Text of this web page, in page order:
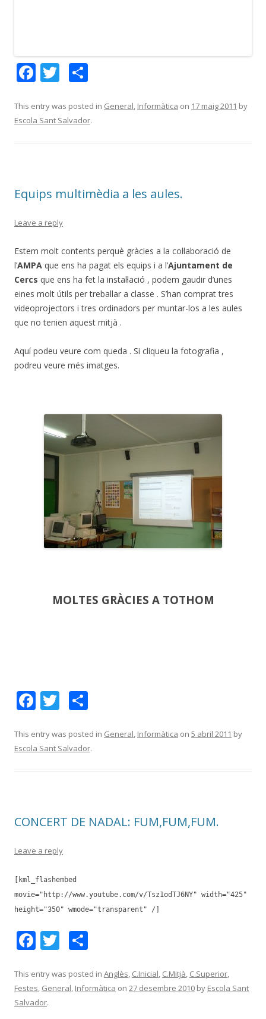
F
e
b
k
T
itt
er
m
p
ix
This entry was posted in General, Informàtica on 17 maig 2011 by
Escola Sant Salvador.
Equips multimèdia a les aules.
Leave a reply
Estem molt contents perquè gràcies a la col·laboració de
l’AMPA que ens ha pagat els equips i a l’Ajuntament de
Cercs que ens ha fet la instal·lació , podem gaudir d’unes
eines molt útils per treballar a classe . S’han comprat tres
videoprojectors i tres ordinadors per muntar-los a les aules
que no tenien aquest mitjà .
Aquí podeu veure com queda . Si cliqueu la fotografia ,
podreu veure més imatges.
MOLTES GRÀCIES A TOTHOM
F
e
b
k
T
itt
er
m
p
ix
This entry was posted in General, Informàtica on 5 abril 2011 by
Escola Sant Salvador.
CONCERT DE NADAL: FUM,FUM,FUM.
Leave a reply
[kml_flashembed
movie="http://www.youtube.com/v/Tsz1odTJ6NY" width="425"
height="350" wmode="transparent" /]
F
e
b
T
itt
er
m
p
This entry was posted in Anglès, C.Inicial, C.Mitjà, C.Superior,
Festes, General, Informàtica on 27 desembre 2010 by Escola Sant
Salvador.